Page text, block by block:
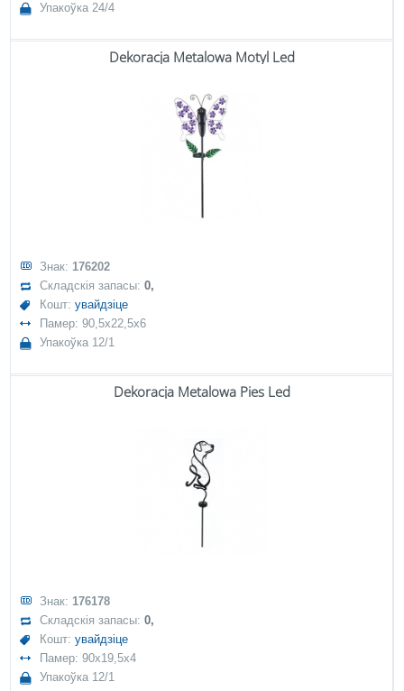
Упакоўка 24/4
Dekoracja Metalowa Motyl Led
Знак: 176202
Складскія запасы:0,
Кошт:увайдзіце
Памер: 90,5x22,5x6
Упакоўка 12/1
Dekoracja Metalowa Pies Led
Знак: 176178
Складскія запасы:0,
Кошт:увайдзіце
Памер: 90x19,5x4
Упакоўка 12/1